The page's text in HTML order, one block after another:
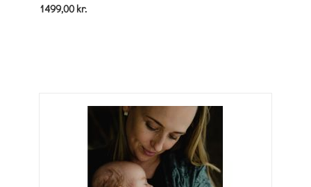
1499,00 kr.